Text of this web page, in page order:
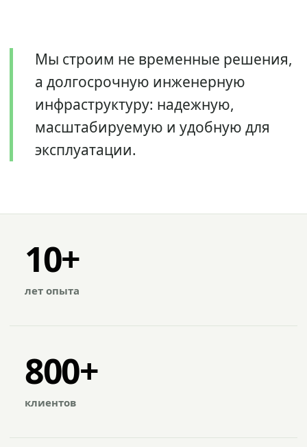
Мы строим не временные решения,
а долгосрочную инженерную
инфраструктуру: надежную,
масштабируемую и удобную для
эксплуатации.
10+
лет опыта
800+
клиентов